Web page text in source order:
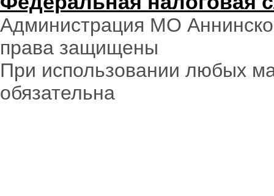
Администрация МО
права защищены
При использовании любых
обязательна